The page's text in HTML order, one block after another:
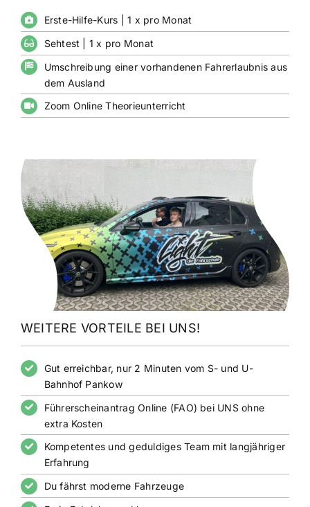
Erste-Hilfe-Kurs | 1 x pro Monat
Sehtest | 1 x pro Monat
Umschreibung einer vorhandenen Fahrerlaubnis aus
dem Ausland
Zoom Online Theorieunterricht
WEITERE VORTEILE BEI UNS!
Gut erreichbar, nur 2 Minuten vom S- und U-
Bahnhof Pankow
Führerscheinantrag Online (FAO) bei UNS ohne
extra Kosten
Kompetentes und geduldiges Team mit langjähriger
Erfahrung
Du fährst moderne Fahrzeuge